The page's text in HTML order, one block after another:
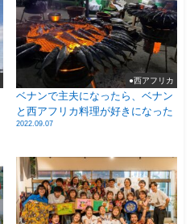
●西アフリカ
ベナンで主夫になったら、ベナン
と西アフリカ料理が好きになった
2022.09.07